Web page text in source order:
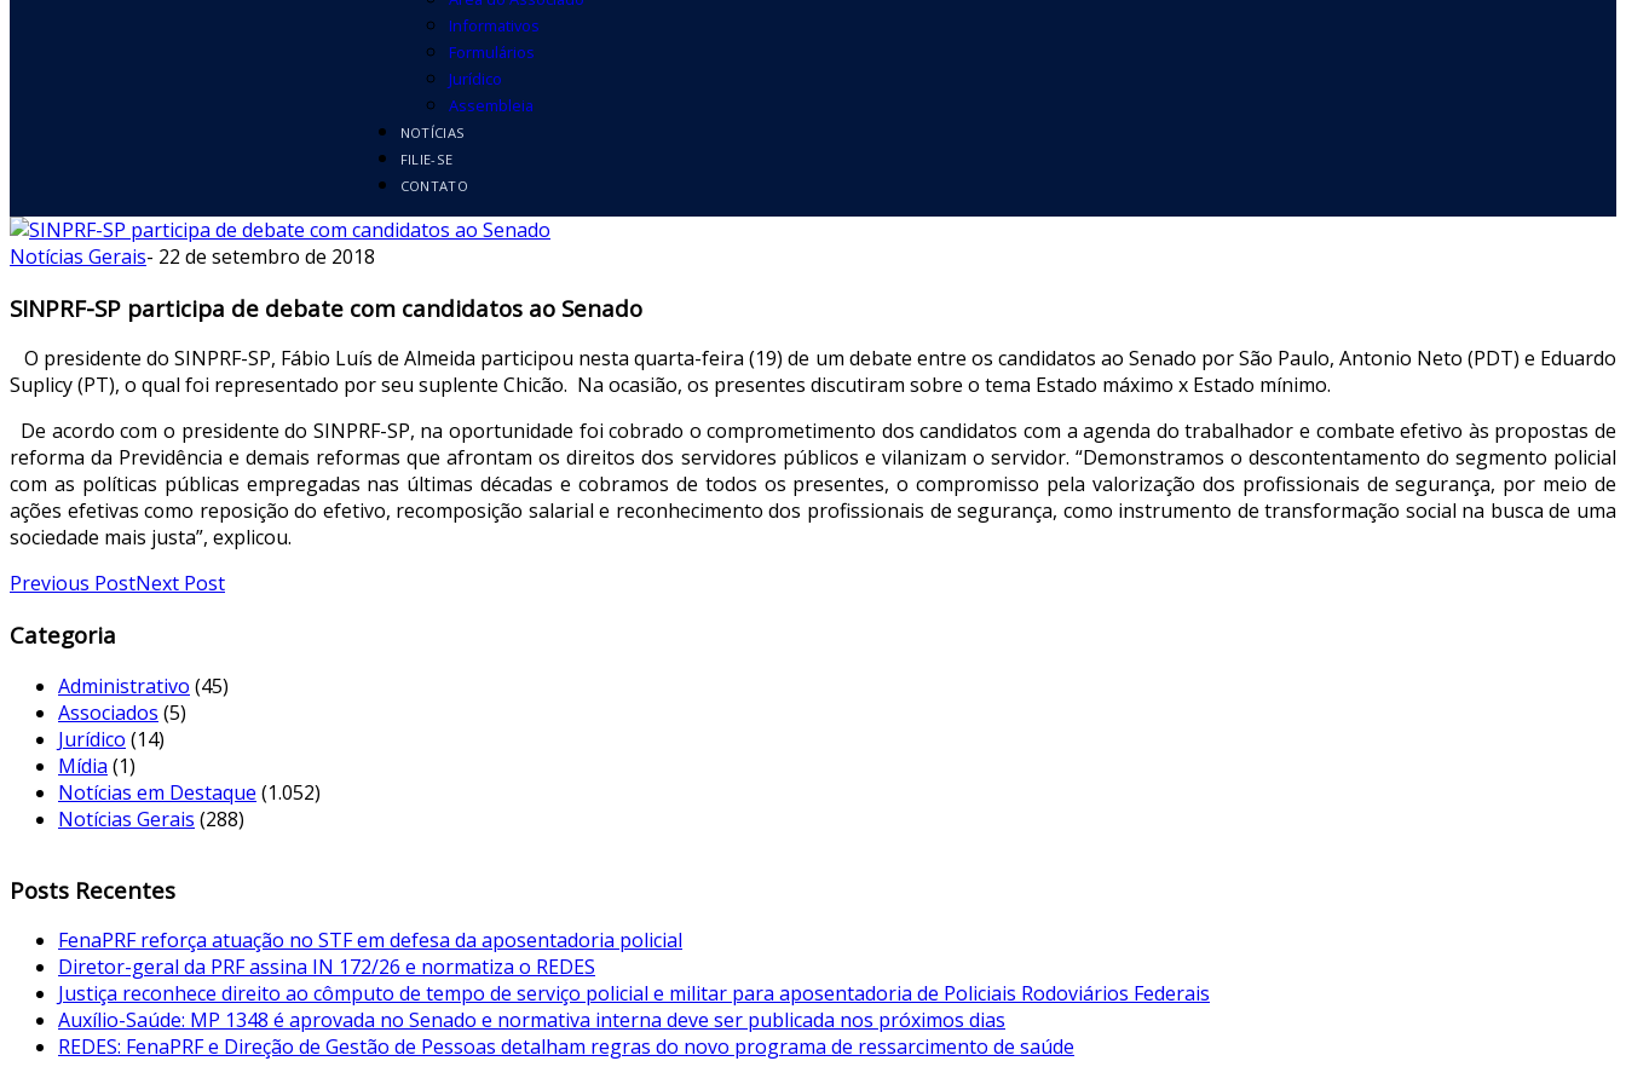
Informativos
Formulários
Jurídico
Assembleia
NOTÍCIAS
FILIE-SE
CONTATO
Notícias Gerais- 22 de setembro de 2018
SINPRF-SP participa de debate com candidatos ao Senado
O presidente do SINPRF-SP, Fábio Luís de Almeida participou nesta quarta-feira (19) de um debate entre os candidatos ao Senado por São Paulo, Antonio Neto (PDT) e Eduardo
Suplicy (PT), o qual foi representado por seu suplente Chicão. Na ocasião, os presentes discutiram sobre o tema Estado máximo x Estado mínimo.
De acordo com o presidente do SINPRF-SP, na oportunidade foi cobrado o comprometimento dos candidatos com a agenda do trabalhador e combate efetivo às propostas de
reforma da Previdência e demais reformas que afrontam os direitos dos servidores públicos e vilanizam o servidor. “Demonstramos o descontentamento do segmento policial
com as políticas públicas empregadas nas últimas décadas e cobramos de todos os presentes, o compromisso pela valorização dos profissionais de segurança, por meio de
ações efetivas como reposição do efetivo, recomposição salarial e reconhecimento dos profissionais de segurança, como instrumento de transformação social na busca de uma
sociedade mais justa”, explicou.
Previous PostNext Post
Categoria
Administrativo (45)
Associados (5)
Jurídico (14)
Mídia (1)
Notícias em Destaque (1.052)
Notícias Gerais (288)
Posts Recentes
FenaPRF reforça atuação no STF em defesa da aposentadoria policial
Diretor-geral da PRF assina IN 172/26 e normatiza o REDES
Justiça reconhece direito ao cômputo de tempo de serviço policial e militar para aposentadoria de Policiais Rodoviários Federais
Auxílio-Saúde: MP 1348 é aprovada no Senado e normativa interna deve ser publicada nos próximos dias
REDES: FenaPRF e Direção de Gestão de Pessoas detalham regras do novo programa de ressarcimento de saúde